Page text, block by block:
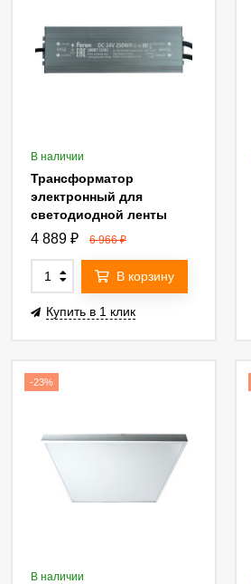
В наличии
Трансформатор
электронный для
светодиодной ленты
Feron LB007 250W 24V
4 889 ₽ 6 966₽
В корзину
Купить в 1 клик
-23%
В наличии